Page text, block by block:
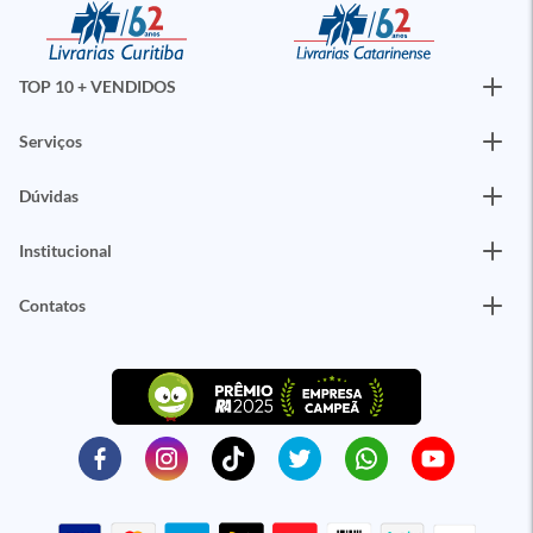
TOP 10 + VENDIDOS
Serviços
Dúvidas
Institucional
Contatos